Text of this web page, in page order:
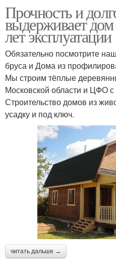
Прочность и
выдерживает дом
лет эксплуатации
Обязательно посмотрите
бруса и Дома из
Мы строим тёплые
Московской области и ЦФО с
Строительство домов из
усадку и под ключ.
читать дальше →